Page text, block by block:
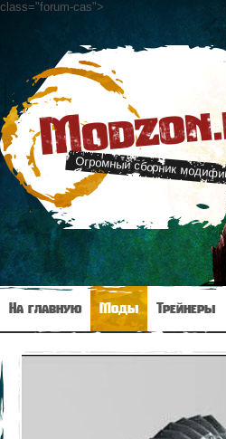
class="forum-cas">
Огромный сборник
На главную Моды Трейнеры